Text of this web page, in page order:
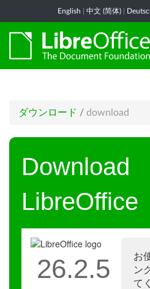
English 中文 (简体)
ダウンロード / download
Download
LibreOffice
お
ン
て
26.2.5